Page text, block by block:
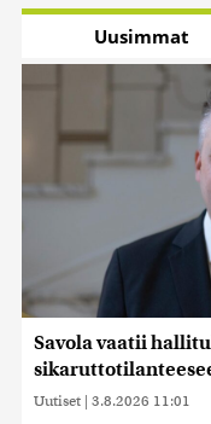
Uusimmat
Savola vaatii
Uutiset | 3.8.2026 11:01